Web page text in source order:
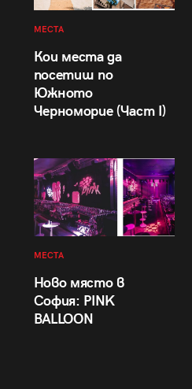
МЕСТА
Кои места да
посетиш по
Южното
Черноморие (Част I)
МЕСТА
Ново място в
София: PINK
BALLOON